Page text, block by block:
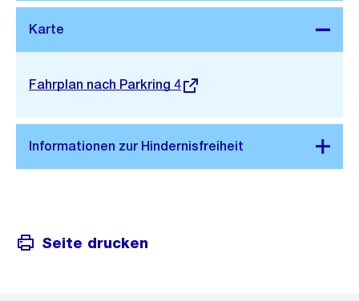
Stadtplan 3D
Externer
Fahrplan nach Parkring 4
Seite drucken